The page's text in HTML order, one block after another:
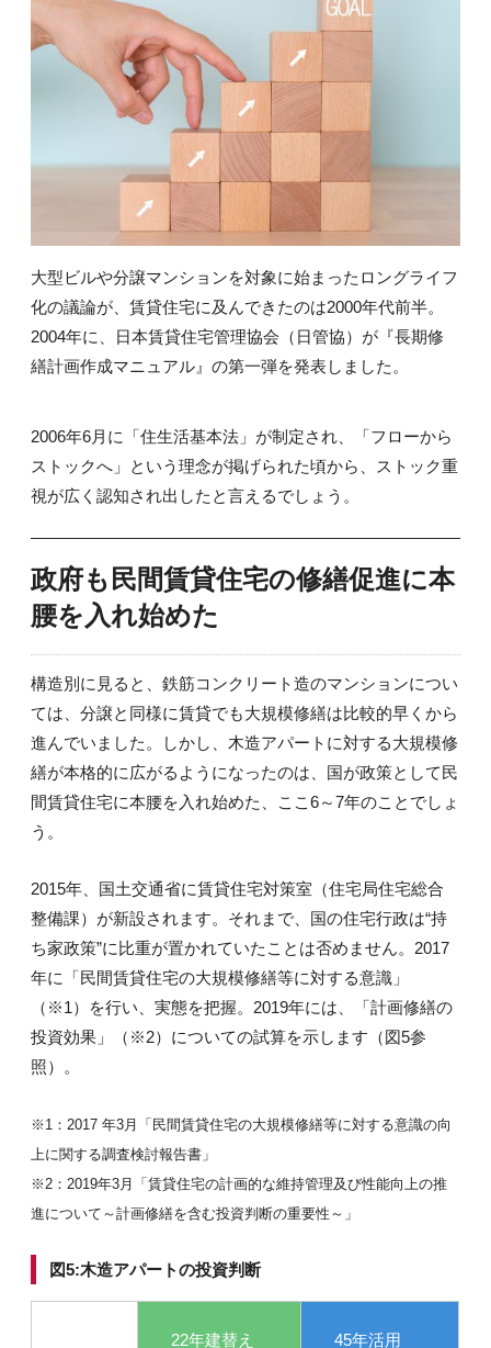
大型ビルや分譲マンションを対象に始まったロングライフ
化の議論が、賃貸住宅に及んできたのは2000年代前半。
2004年に、日本賃貸住宅管理協会（日管協）が『長期修
繕計画作成マニュアル』の第一弾を発表しました。
2006年6月に「住生活基本法」が制定され、「フローから
ストックへ」という理念が掲げられた頃から、ストック重
視が広く認知され出したと言えるでしょう。
政府も民間賃貸住宅の修繕促進に本
腰を入れ始めた
構造別に見ると、鉄筋コンクリート造のマンションについ
ては、分譲と同様に賃貸でも大規模修繕は比較的早くから
進んでいました。しかし、木造アパートに対する大規模修
繕が本格的に広がるようになったのは、国が政策として民
間賃貸住宅に本腰を入れ始めた、ここ6～7年のことでしょ
う。
2015年、国土交通省に賃貸住宅対策室（住宅局住宅総合
整備課）が新設されます。それまで、国の住宅行政は“持
ち家政策”に比重が置かれていたことは否めません。2017
年に「民間賃貸住宅の大規模修繕等に対する意識」
（※1）を行い、実態を把握。2019年には、「計画修繕の
投資効果」（※2）についての試算を示します（図5参
照）。
※1：2017 年3月「民間賃貸住宅の大規模修繕等に対する意識の向
上に関する調査検討報告書」
※2：2019年3月「賃貸住宅の計画的な維持管理及び性能向上の推
進について～計画修繕を含む投資判断の重要性～」
図5:木造アパートの投資判断
22年建替え
45年活用